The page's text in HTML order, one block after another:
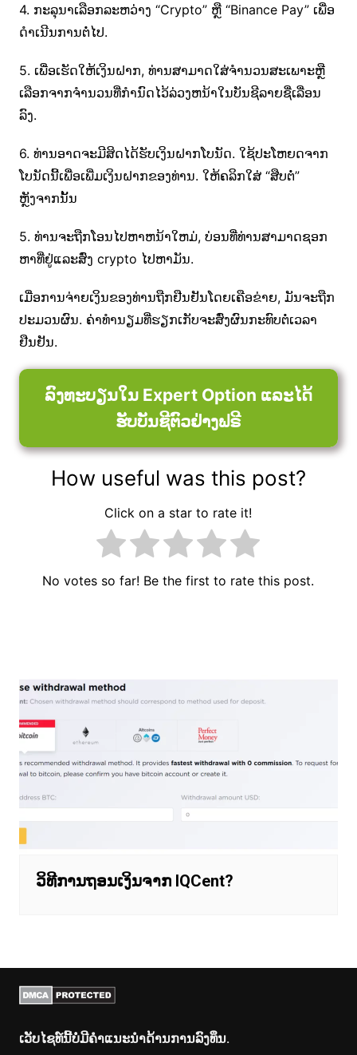
4. ກະລຸນາເລືອກລະຫວ່າງ “Crypto” ຫຼື “Binance Pay” ເພື່ອ
ດຳເນີນການຕໍ່ໄປ.
5. ເພື່ອເຮັດໃຫ້ເງິນຝາກ, ທ່ານສາມາດໃສ່ຈໍານວນສະເພາະຫຼື
ເລືອກຈາກຈໍານວນທີ່ກໍານົດໄວ້ລ່ວງຫນ້າໃນບັນຊີລາຍຊື່ເລື່ອນ
ລົງ.
6. ທ່ານອາດຈະມີສິດໄດ້ຮັບເງິນຝາກໂບນັດ. ໃຊ້ປະໂຫຍດຈາກ
ໂບນັດນີ້ເພື່ອເພີ່ມເງິນຝາກຂອງທ່ານ. ໃຫ້ຄລິກໃສ່ “ສືບຕໍ່”
ຫຼັງຈາກນັ້ນ
5. ທ່ານຈະຖືກໂອນໄປຫາຫນ້າໃຫມ່, ບ່ອນທີ່ທ່ານສາມາດຊອກ
ຫາທີ່ຢູ່ແລະສົ່ງ crypto ໄປຫາມັນ.
ເມື່ອການຈ່າຍເງິນຂອງທ່ານຖືກຢືນຢັນໂດຍເຄືອຂ່າຍ, ມັນຈະຖືກ
ປະມວນຜົນ. ຄ່າທຳນຽມທີ່ຮຽກເກັບຈະສົ່ງຜົນກະທົບຕໍ່ເວລາ
ຢືນຢັນ.
ລົງທະບຽນໃນ Expert Option ແລະໄດ້
ຮັບບັນຊີຕົວຢ່າງຟຣີ
How useful was this post?
Click on a star to rate it!
No votes so far! Be the first to rate this post.
ທາງ​
ເລື່ອງ
ວິທີການຖອນເງິນຈາກ IQCent?
ເວັບໄຊທ໌ນີ້ບໍ່ມີຄໍາແນະນໍາດ້ານການລົງທຶນ.